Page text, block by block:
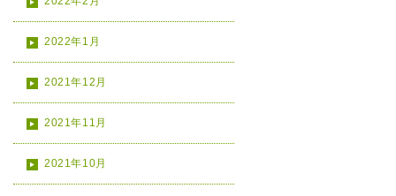
2022年1月
2021年12月
2021年11月
2021年10月